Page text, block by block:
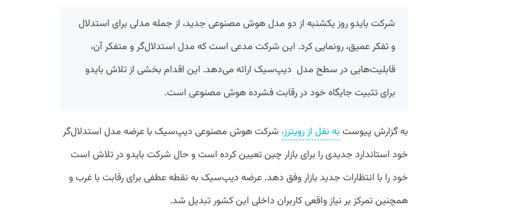
شرکت بایدو روز یکشنبه از دو مدل هوش مصنوعی جدید، از جمله مدلی برای استدلال
و تفکر عمیق، رونمایی کرد. این شرکت مدعی است که مدل استدلال‌گر و متفکر آن،
قابلیت‌هایی در سطح مدل دیپ‌سیک ارائه می‌دهد. این اقدام بخشی از تلاش بایدو
برای تثبیت جایگاه خود در رقابت فشرده هوش مصنوعی است.
به گزارش پیوست به نقل از رویترز، شرکت هوش مصنوعی دیپ‌سیک با عرضه مدل استدلال‌گر
خود استاندارد جدیدی را برای بازار چین تعیین کرده است و حال شرکت بایدو در تلاش است
خود را با انتظارات جدید بازار وفق دهد. عرضه دیپ‌سیک به نقطه عطفی برای رقابت با غرب و
همچنین تمرکز بر نیاز واقعی کاربران داخلی این کشور تبدیل شد.